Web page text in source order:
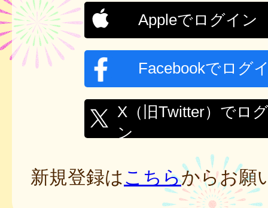
Appleでログイン
Facebookでログ
X（旧Twitter）でロ
ン
新規登録はこちらからお願